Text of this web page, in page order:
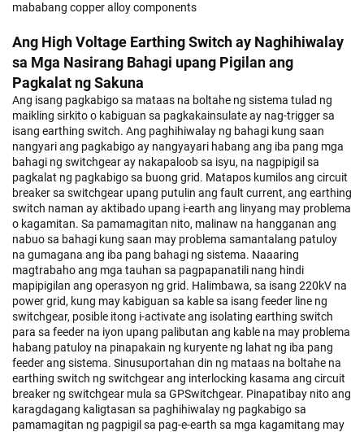
mababang copper alloy components
Ang High Voltage Earthing Switch ay Naghihiwalay
sa Mga Nasirang Bahagi upang Pigilan ang
Pagkalat ng Sakuna
Ang isang pagkabigo sa mataas na boltahe ng sistema tulad ng
maikling sirkito o kabiguan sa pagkakainsulate ay nag-trigger sa
isang earthing switch. Ang paghihiwalay ng bahagi kung saan
nangyari ang pagkabigo ay nangyayari habang ang iba pang mga
bahagi ng switchgear ay nakapaloob sa isyu, na nagpipigil sa
pagkalat ng pagkabigo sa buong grid. Matapos kumilos ang circuit
breaker sa switchgear upang putulin ang fault current, ang earthing
switch naman ay aktibado upang i-earth ang linyang may problema
o kagamitan. Sa pamamagitan nito, malinaw na hangganan ang
nabuo sa bahagi kung saan may problema samantalang patuloy
na gumagana ang iba pang bahagi ng sistema. Naaaring
magtrabaho ang mga tauhan sa pagpapanatili nang hindi
mapipigilan ang operasyon ng grid. Halimbawa, sa isang 220kV na
power grid, kung may kabiguan sa kable sa isang feeder line ng
switchgear, posible itong i-activate ang isolating earthing switch
para sa feeder na iyon upang palibutan ang kable na may problema
habang patuloy na pinapakain ng kuryente ng lahat ng iba pang
feeder ang sistema. Sinusuportahan din ng mataas na boltahe na
earthing switch ng switchgear ang interlocking kasama ang circuit
breaker ng switchgear mula sa GPSwitchgear. Pinapatibay nito ang
karagdagang kaligtasan sa paghihiwalay ng pagkabigo sa
pamamagitan ng pagpigil sa pag-e-earth sa mga kagamitang may